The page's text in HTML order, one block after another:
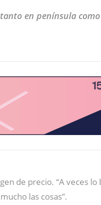
en península
de precio. “A veces lo
las cosas”.